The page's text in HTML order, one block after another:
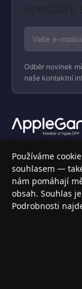
speciální
Odběr novinek
naše kontaktní
Váš
elektronikou.
INFORMACE
Doprava a
Používáme
souhlasem —
nám pomáhají
obsah. Souhlas
Podrobnosti